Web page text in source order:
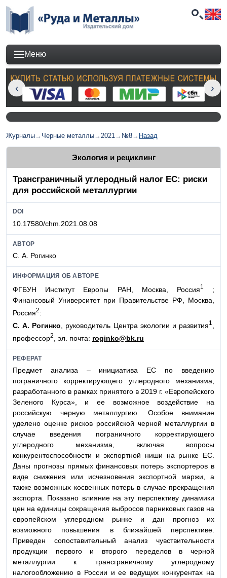
Меню
Журналы→ Черные металлы→2021→ №8→ Назад
Экология и рециклинг
Трансграничный углеродный налог ЕС: риски
для российской металлургии
DOI
10.17580/chm.2021.08.08
АВТОР
С. А. Рогинко
ИНФОРМАЦИЯ ОБ АВТОРЕ
ФГБУН Институт Европы РАН, Москва, Россия1
;
Финансовый Университет при Правительстве РФ, Москва,
Россия2:
С. А. Рогинко , руководитель Центра экологии и развития1
профессор2 , эл. почта: roginko@bk.ru
РЕФЕРАТ
Предмет анализа – инициатива ЕС по введению
пограничного корректирующего углеродного механизма,
разработанного в рамках принятого в 2019 г. «Европейского
Зеленого Курса», и ее возможное воздействие на
российскую черную металлургию. Особое внимание
уделено оценке рисков российской черной металлургии в
случае введения пограничного корректирующего
углеродного механизма, включая вопросы
конкурентоспособности и экспортной ниши на рынке ЕС.
Даны прогнозы прямых финансовых потерь экспортеров в
виде снижения или исчезновения экспортной маржи, а
также возможных косвенных потерь в случае прекращения
экспорта. Показано влияние на эту перспективу динамики
цен на единицы сокращения выбросов парниковых газов на
европейском углеродном рынке и дан прогноз их
возможного повышения в ближайшей перспективе.
Приведен сопоставительный анализ чувствительности
продукции первого и второго переделов в черной
металлургии к трансграничному углеродному
налогообложению в России и ее ведущих конкурентах на